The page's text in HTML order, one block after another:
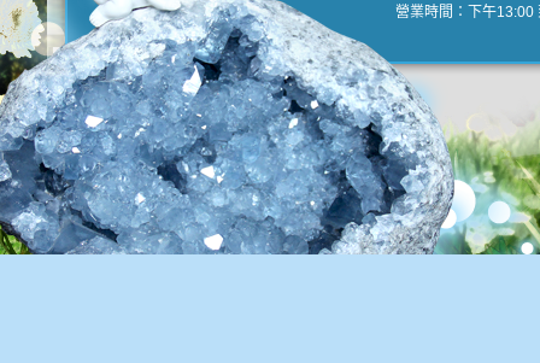
營業時間：下午13:00